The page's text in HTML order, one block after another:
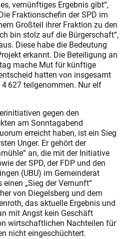
vernünftiges Ergebnis gibt“,
Fraktionschefin der SPD im
Großteil ihrer Fraktion zu den
bin stolz auf die Bürgerschaft“,
Diese habe die Bedeutung
erkannt. Die Beteiligung an
mache Mut für künftige
hatten von insgesamt
627 teilgenommen. Nur elf
gegen den
am Sonntagabend
erreicht haben, ist ein Sieg
Unger. Er gehört der
an, die mit der Initiative
der SPD, der FDP und den
(UBU) im Gemeinderat
„Sieg der Vernunft“
von Diegelsberg und dem
das aktuelle Ergebnis und
mit Angst kein Geschäft
wirtschaftlichen Nachteilen für
nicht eingeschüchtert.